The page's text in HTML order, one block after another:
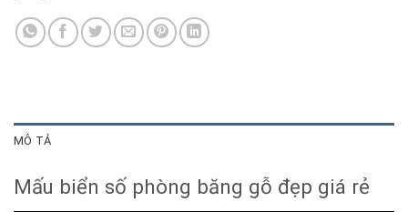
MÔ TẢ
Mấu biển số phòng băng gỗ đẹp giá rẻ